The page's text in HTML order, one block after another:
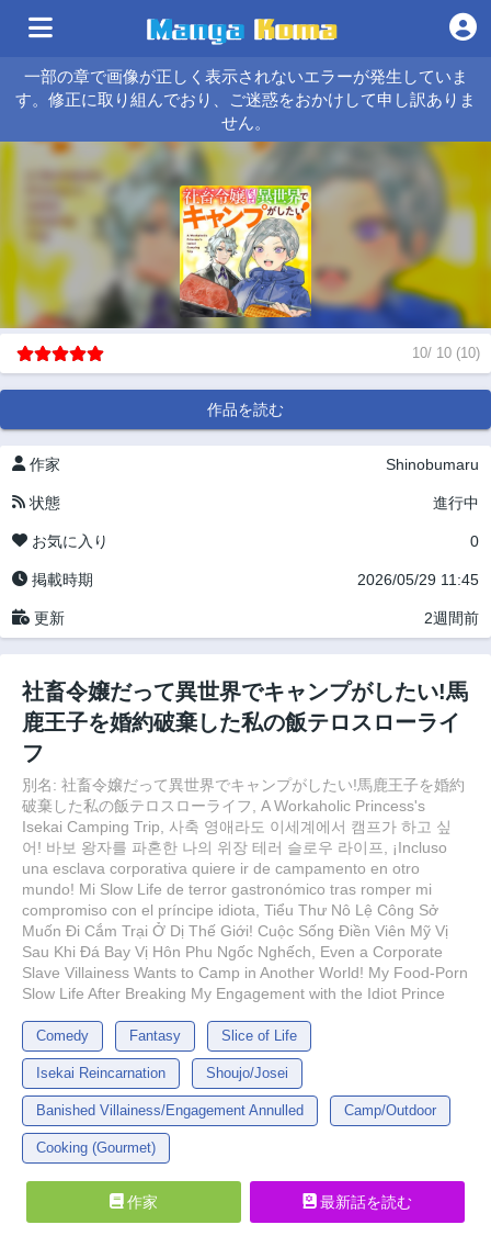
一部の章で画像が正しく表示されないエラーが発生していま
す。修正に取り組んでおり、ご迷惑をおかけして申し訳ありま
せん。
10/ 10 (10)
作品を読む
作家 Shinobumaru
状態 進行中
お気に入り 0
掲載時期 2026/05/29 11:45
更新 2週間前
社畜令嬢だって異世界でキャンプがしたい!馬
鹿王子を婚約破棄した私の飯テロスローライ
フ
別名: 社畜令嬢だって異世界でキャンプがしたい!馬鹿王子を婚約
破棄した私の飯テロスローライフ, A Workaholic Princess's
Isekai Camping Trip, 사축 영애라도 이세계에서 캠프가 하고 싶
어! 바보 왕자를 파혼한 나의 위장 테러 슬로우 라이프, ¡Incluso
una esclava corporativa quiere ir de campamento en otro
mundo! Mi Slow Life de terror gastronómico tras romper mi
compromiso con el príncipe idiota, Tiểu Thư Nô Lệ Công Sở
Muốn Đi Cắm Trại Ở Dị Thế Giới! Cuộc Sống Điền Viên Mỹ Vị
Sau Khi Đá Bay Vị Hôn Phu Ngốc Nghếch, Even a Corporate
Slave Villainess Wants to Camp in Another World! My Food-Porn
Slow Life After Breaking My Engagement with the Idiot Prince
Comedy Fantasy Slice of Life
Isekai Reincarnation Shoujo/Josei
Banished Villainess/Engagement Annulled Camp/Outdoor
Cooking (Gourmet)
作家 最新話を読む